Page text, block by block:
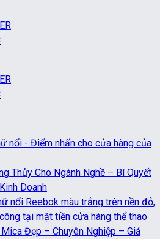
Thủy Cho Ngành Nghề – Bí Quyết
Doanh
Đẹp – Chuyên Nghiệp – Giá